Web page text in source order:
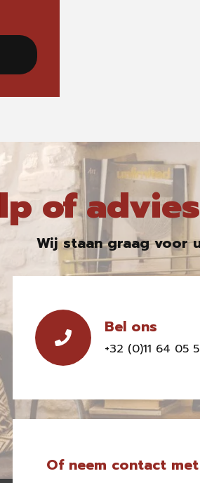
of
Wij staan graag voor
Bel ons
+32 (0)11 64 05
Of neem contact